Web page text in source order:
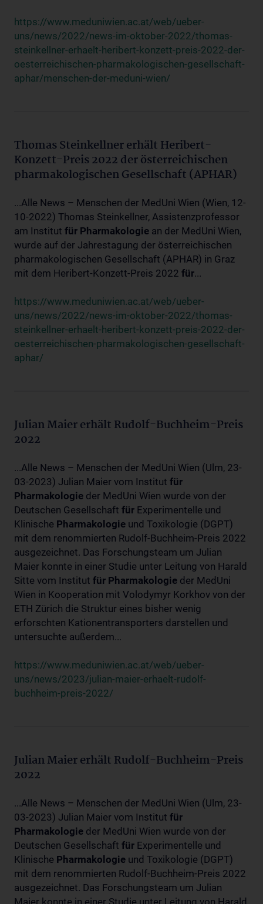
https://www.meduniwien.ac.at/web/ueber-
uns/news/2022/news-im-oktober-2022/thomas-
steinkellner-erhaelt-heribert-konzett-preis-2022-der-
oesterreichischen-pharmakologischen-gesellschaft-
aphar/menschen-der-meduni-wien/
Thomas Steinkellner erhält Heribert-
Konzett-Preis 2022 der österreichischen
pharmakologischen Gesellschaft (APHAR)
...Alle News – Menschen der MedUni Wien (Wien, 12-
10-2022) Thomas Steinkellner, Assistenzprofessor
am Institut für Pharmakologie an der MedUni Wien,
wurde auf der Jahrestagung der österreichischen
pharmakologischen Gesellschaft (APHAR) in Graz
mit dem Heribert-Konzett-Preis 2022 für...
https://www.meduniwien.ac.at/web/ueber-
uns/news/2022/news-im-oktober-2022/thomas-
steinkellner-erhaelt-heribert-konzett-preis-2022-der-
oesterreichischen-pharmakologischen-gesellschaft-
aphar/
Julian Maier erhält Rudolf-Buchheim-Preis
2022
...Alle News – Menschen der MedUni Wien (Ulm, 23-
03-2023) Julian Maier vom Institut für
Pharmakologie der MedUni Wien wurde von der
Deutschen Gesellschaft für Experimentelle und
Klinische Pharmakologie und Toxikologie (DGPT)
mit dem renommierten Rudolf-Buchheim-Preis 2022
ausgezeichnet. Das Forschungsteam um Julian
Maier konnte in einer Studie unter Leitung von Harald
Sitte vom Institut für Pharmakologie der MedUni
Wien in Kooperation mit Volodymyr Korkhov von der
ETH Zürich die Struktur eines bisher wenig
erforschten Kationentransporters darstellen und
untersuchte außerdem...
https://www.meduniwien.ac.at/web/ueber-
uns/news/2023/julian-maier-erhaelt-rudolf-
buchheim-preis-2022/
Julian Maier erhält Rudolf-Buchheim-Preis
2022
...Alle News – Menschen der MedUni Wien (Ulm, 23-
03-2023) Julian Maier vom Institut für
Pharmakologie der MedUni Wien wurde von der
Deutschen Gesellschaft für Experimentelle und
Klinische Pharmakologie und Toxikologie (DGPT)
mit dem renommierten Rudolf-Buchheim-Preis 2022
ausgezeichnet. Das Forschungsteam um Julian
Maier konnte in einer Studie unter Leitung von Harald